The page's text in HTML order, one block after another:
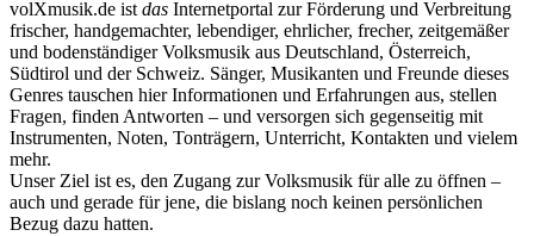
volXmusik.de ist das Internetportal zur Förderung und Verbreitung
frischer, handgemachter, lebendiger, ehrlicher, frecher, zeitgemäßer
und bodenständiger Volksmusik aus Deutschland, Österreich,
Südtirol und der Schweiz. Sänger, Musikanten und Freunde dieses
Genres tauschen hier Informationen und Erfahrungen aus, stellen
Fragen, finden Antworten – und versorgen sich gegenseitig mit
Instrumenten, Noten, Tonträgern, Unterricht, Kontakten und vielem
mehr.
Unser Ziel ist es, den Zugang zur Volksmusik für alle zu öffnen –
auch und gerade für jene, die bislang noch keinen persönlichen
Bezug dazu hatten.